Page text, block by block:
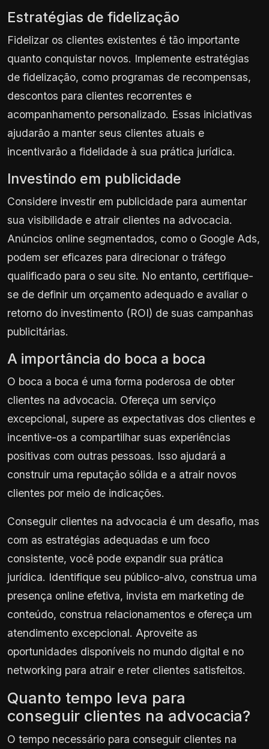
Estratégias de fidelização
Fidelizar os clientes existentes é tão importante
quanto conquistar novos. Implemente estratégias
de fidelização, como programas de recompensas,
descontos para clientes recorrentes e
acompanhamento personalizado. Essas iniciativas
ajudarão a manter seus clientes atuais e
incentivarão a fidelidade à sua prática jurídica.
Investindo em publicidade
Considere investir em publicidade para aumentar
sua visibilidade e atrair clientes na advocacia.
Anúncios online segmentados, como o Google Ads,
podem ser eficazes para direcionar o tráfego
qualificado para o seu site. No entanto, certifique-
se de definir um orçamento adequado e avaliar o
retorno do investimento (ROI) de suas campanhas
publicitárias.
A importância do boca a boca
O boca a boca é uma forma poderosa de obter
clientes na advocacia. Ofereça um serviço
excepcional, supere as expectativas dos clientes e
incentive-os a compartilhar suas experiências
positivas com outras pessoas. Isso ajudará a
construir uma reputação sólida e a atrair novos
clientes por meio de indicações.
Conseguir clientes na advocacia é um desafio, mas
com as estratégias adequadas e um foco
consistente, você pode expandir sua prática
jurídica. Identifique seu público-alvo, construa uma
presença online efetiva, invista em marketing de
conteúdo, construa relacionamentos e ofereça um
atendimento excepcional. Aproveite as
oportunidades disponíveis no mundo digital e no
networking para atrair e reter clientes satisfeitos.
Quanto tempo leva para
conseguir clientes na advocacia?
O tempo necessário para conseguir clientes na